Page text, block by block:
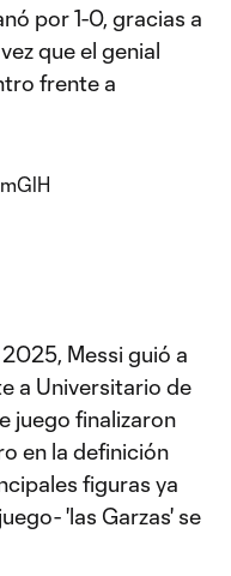
por 1-0, gracias a
que el genial
frente a
Messi guió a
a Universitario de
juego finalizaron
en la definición
figuras ya
'las Garzas' se